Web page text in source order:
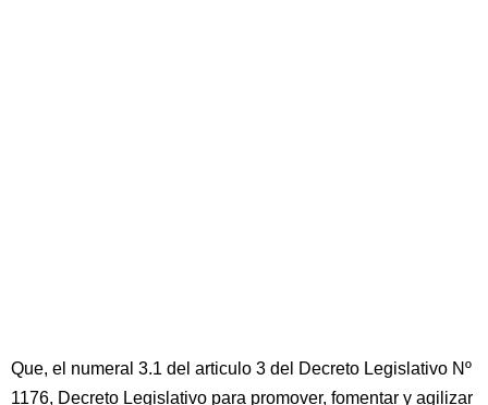
Que, el numeral 3.1 del articulo 3 del Decreto Legislativo Nº
1176, Decreto Legislativo para promover, fomentar y agilizar